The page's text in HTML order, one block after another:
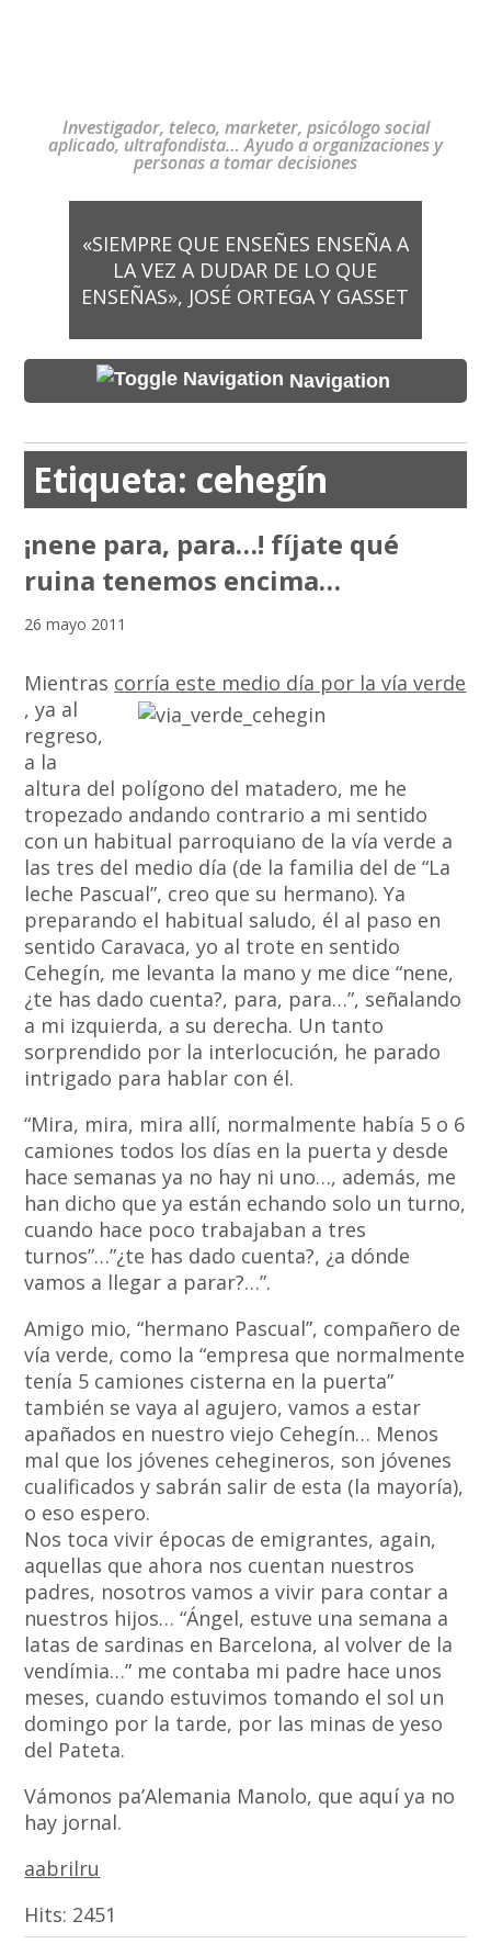
Investigador, teleco, marketer, psicólogo social
aplicado, ultrafondista… Ayudo a organizaciones y
personas a tomar decisiones
«SIEMPRE QUE ENSEÑES ENSEÑA A
LA VEZ A DUDAR DE LO QUE
ENSEÑAS», JOSÉ ORTEGA Y GASSET
Navigation
Etiqueta: cehegín
¡nene para, para…! fíjate qué
ruina tenemos encima…
26 mayo 2011
Mientras corría este medio día por la vía verde
, ya al
regreso,
a la
altura del polígono del matadero, me he
tropezado andando contrario a mi sentido
con un habitual parroquiano de la vía verde a
las tres del medio día (de la familia del de “La
leche Pascual”, creo que su hermano). Ya
preparando el habitual saludo, él al paso en
sentido Caravaca, yo al trote en sentido
Cehegín, me levanta la mano y me dice “nene,
¿te has dado cuenta?, para, para…”, señalando
a mi izquierda, a su derecha. Un tanto
sorprendido por la interlocución, he parado
intrigado para hablar con él.
“Mira, mira, mira allí, normalmente había 5 o 6
camiones todos los días en la puerta y desde
hace semanas ya no hay ni uno…, además, me
han dicho que ya están echando solo un turno,
cuando hace poco trabajaban a tres
turnos”…”¿te has dado cuenta?, ¿a dónde
vamos a llegar a parar?…”.
Amigo mio, “hermano Pascual”, compañero de
vía verde, como la “empresa que normalmente
tenía 5 camiones cisterna en la puerta”
también se vaya al agujero, vamos a estar
apañados en nuestro viejo Cehegín… Menos
mal que los jóvenes cehegineros, son jóvenes
cualificados y sabrán salir de esta (la mayoría),
o eso espero.
Nos toca vivir épocas de emigrantes, again,
aquellas que ahora nos cuentan nuestros
padres, nosotros vamos a vivir para contar a
nuestros hijos… “Ángel, estuve una semana a
latas de sardinas en Barcelona, al volver de la
vendímia…” me contaba mi padre hace unos
meses, cuando estuvimos tomando el sol un
domingo por la tarde, por las minas de yeso
del Pateta.
Vámonos pa’Alemania Manolo, que aquí ya no
hay jornal.
aabrilru
Hits: 2451